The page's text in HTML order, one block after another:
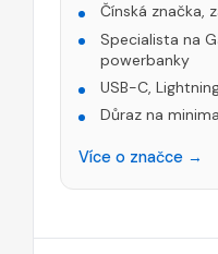
Čínská značka,
Specialista na
powerbanky
USB-C,
Důraz na
Více o značce →